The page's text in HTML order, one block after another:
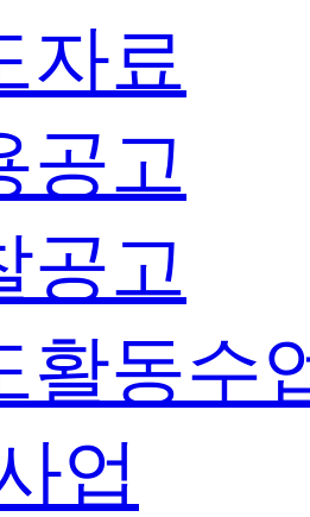
자료
공고
공고
활동수
업